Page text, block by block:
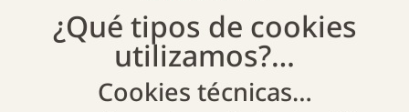
¿Qué tipos de cookies
utilizamos?…
Cookies técnicas…